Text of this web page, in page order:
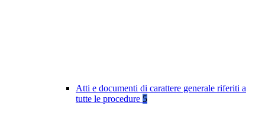
Atti e documenti di carattere generale riferiti a
tutte le procedure 5